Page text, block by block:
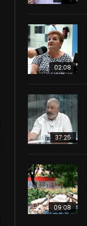
02:08
37:25
09:08